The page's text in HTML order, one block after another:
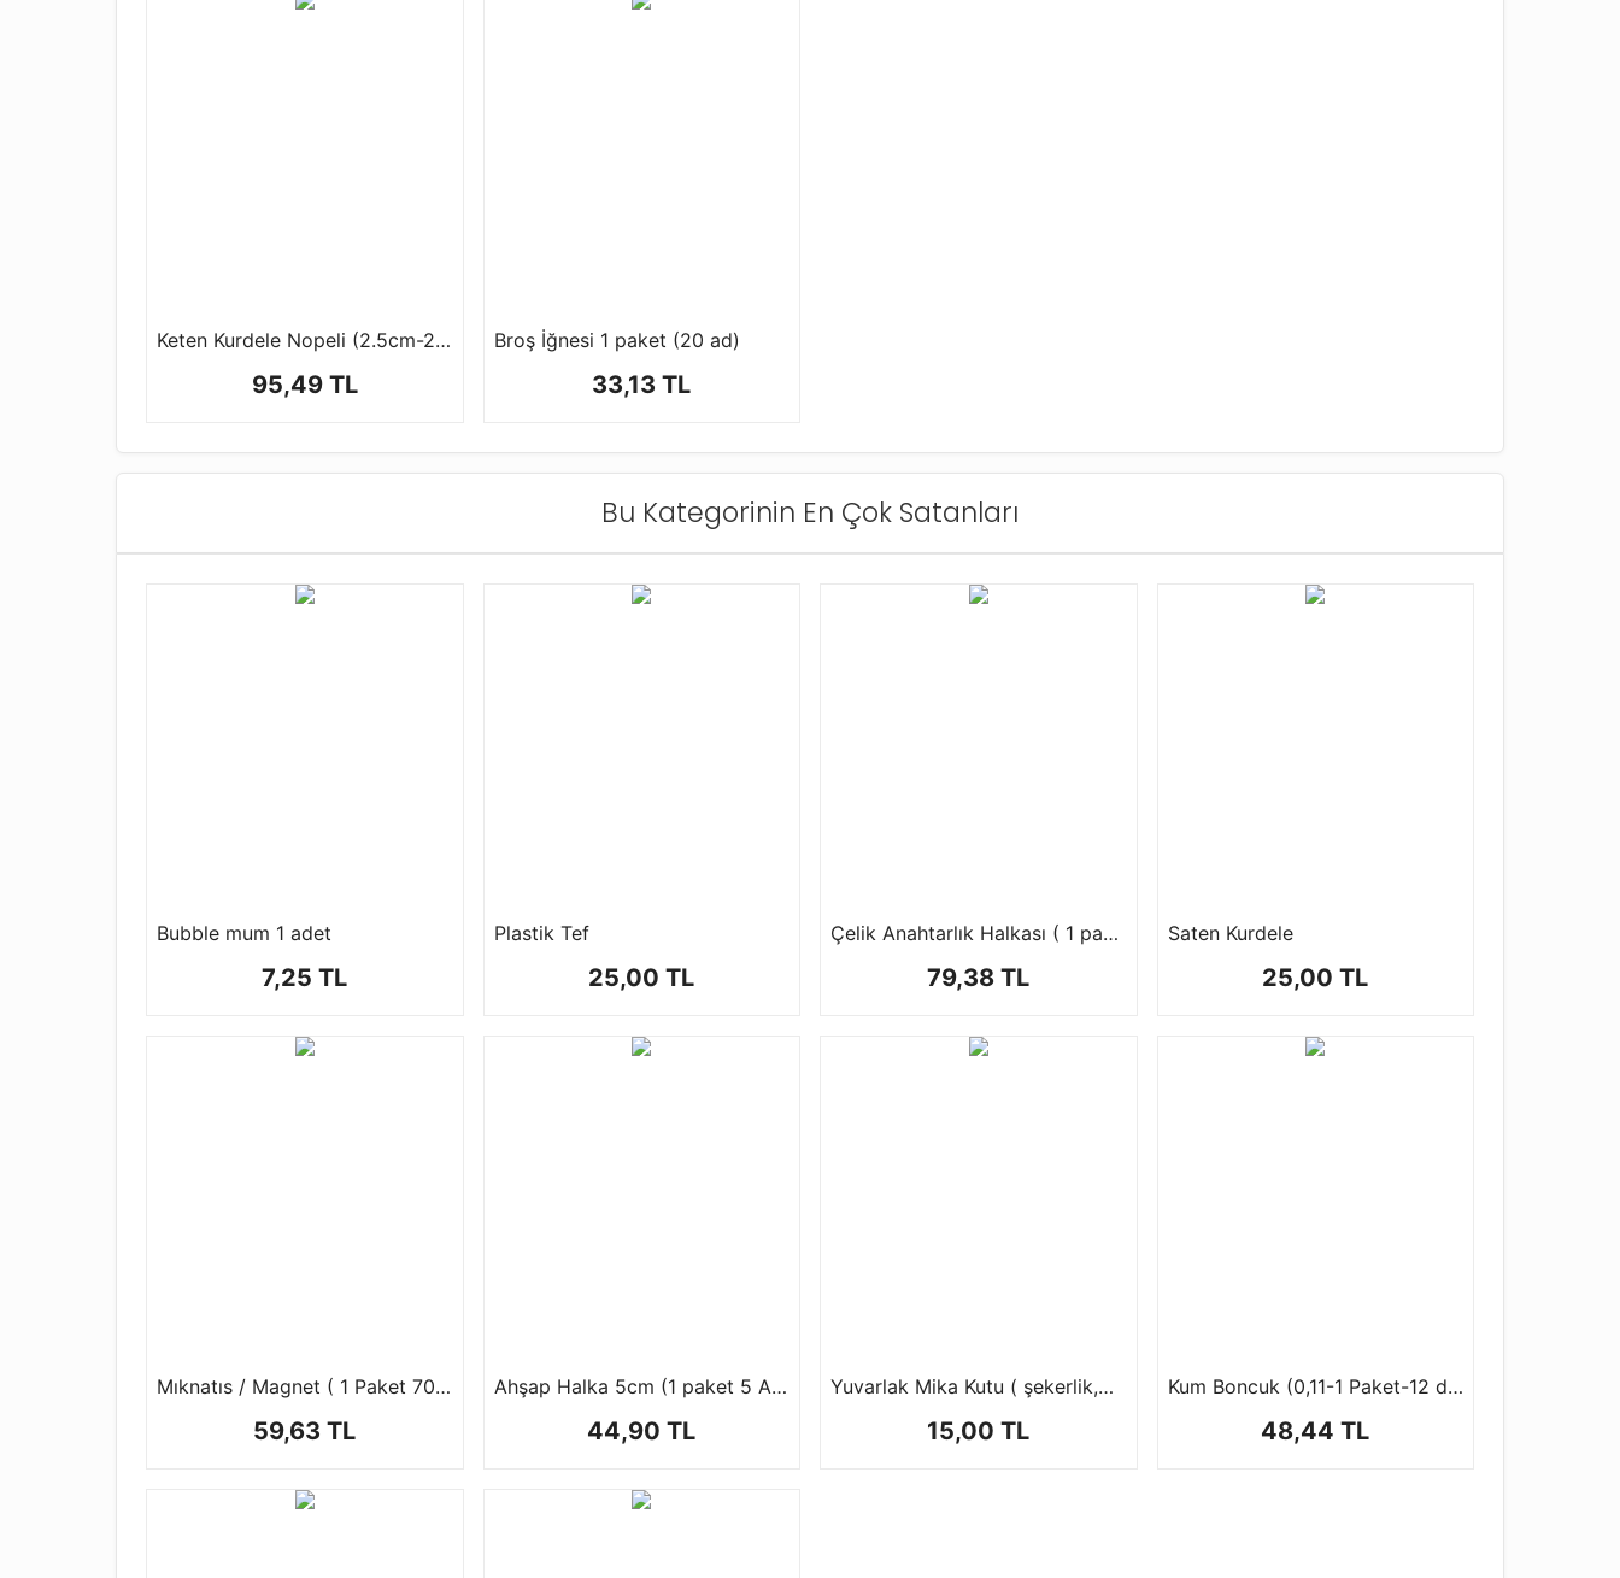
Keten Kurdele Nopeli (2.5cm-20 mt)
95,49 TL
Broş İğnesi 1 paket (20 ad)
33,13 TL
Bu Kategorinin En Çok Satanları
Bubble mum 1 adet
7,25 TL
Plastik Tef
25,00 TL
Çelik Anahtarlık Halkası ( 1 paket 50 ad )
79,38 TL
Saten Kurdele
25,00 TL
Mıknatıs / Magnet ( 1 Paket 70 ad )
59,63 TL
Ahşap Halka 5cm (1 paket 5 Adet)
44,90 TL
Yuvarlak Mika Kutu ( şekerlik,mumluk ) 1 ad
15,00 TL
Kum Boncuk (0,11-1 Paket-12 dizi)
48,44 TL